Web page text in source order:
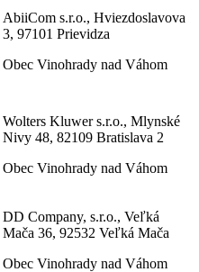
AbiiCom s.r.o., Hviezdoslavova
3, 97101 Prievidza
Obec Vinohrady nad Váhom
Wolters Kluwer s.r.o., Mlynské
Nivy 48, 82109 Bratislava 2
Obec Vinohrady nad Váhom
DD Company, s.r.o., Veľká
Mača 36, 92532 Veľká Mača
Obec Vinohrady nad Váhom